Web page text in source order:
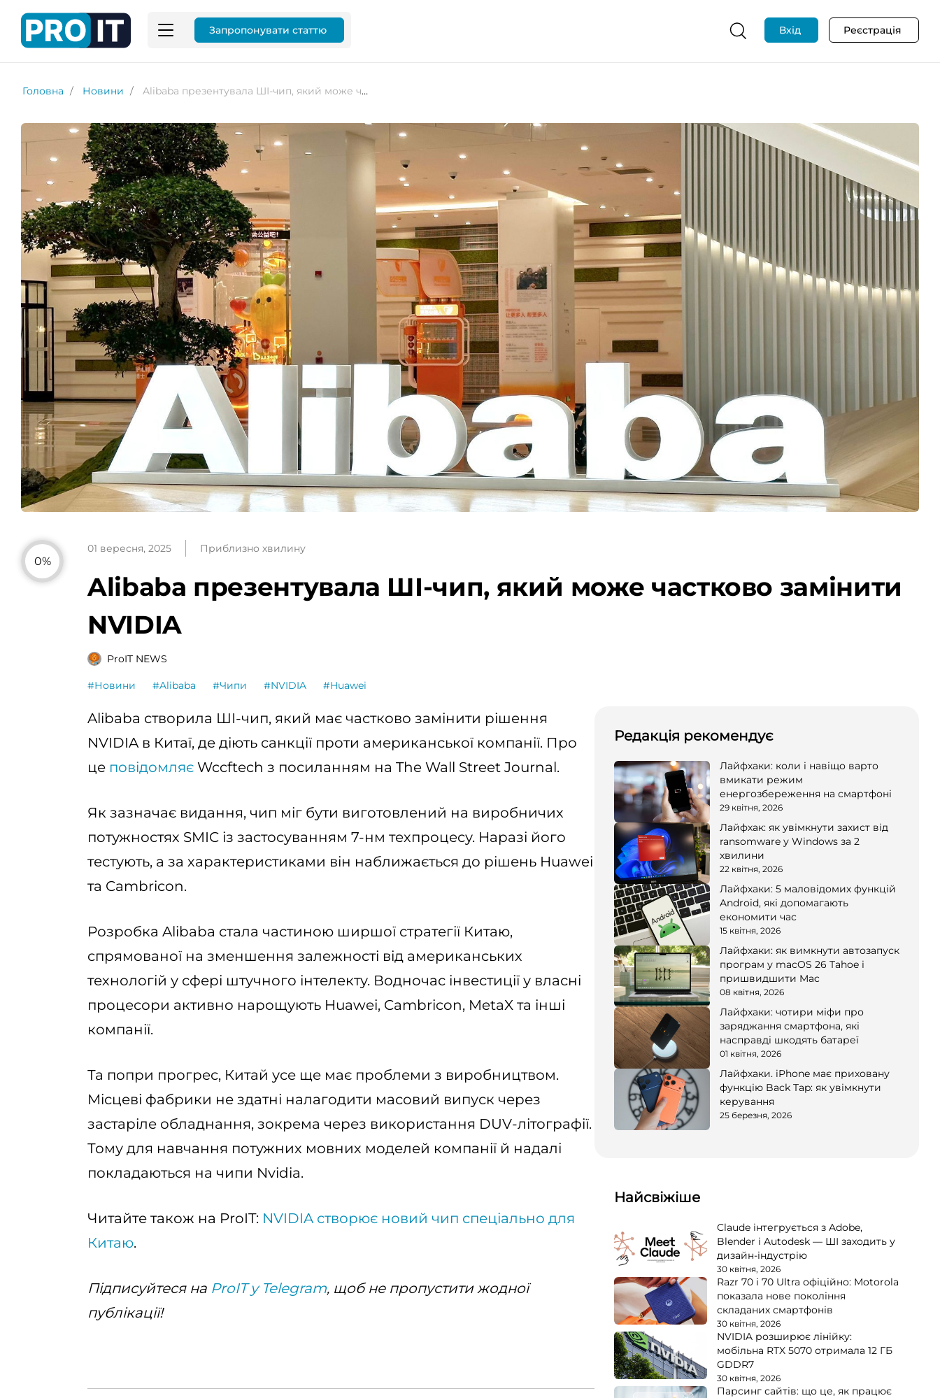
Запропонувати статтю Вхід Реєстрація
Головна Новини Alibaba презентувала ШІ-чип, який може частково замінити NVIDIA
0%
01 вересня, 2025 Приблизно хвилину
Alibaba презентувала ШІ-чип, який може частково замінити
NVIDIA
ProIT NEWS
#Новини #Alibaba #Чипи #NVIDIA #Huawei
Alibaba створила ШІ-чип, який має частково замінити рішення
NVIDIA в Китаї, де діють санкції проти американської компанії. Про
це повідомляє Wccftech з посиланням на The Wall Street Journal.
Як зазначає видання, чип міг бути виготовлений на виробничих
потужностях SMIC із застосуванням 7-нм техпроцесу. Наразі його
тестують, а за характеристиками він наближається до рішень Huawei
та Cambricon.
Розробка Alibaba стала частиною ширшої стратегії Китаю,
спрямованої на зменшення залежності від американських
технологій у сфері штучного інтелекту. Водночас інвестиції у власні
процесори активно нарощують Huawei, Cambricon, MetaX та інші
компанії.
Та попри прогрес, Китай усе ще має проблеми з виробництвом.
Місцеві фабрики не здатні налагодити масовий випуск через
застаріле обладнання, зокрема через використання DUV-літографії.
Тому для навчання потужних мовних моделей компанії й надалі
покладаються на чипи Nvidia.
Читайте також на ProIT: NVIDIA створює новий чип спеціально для
Китаю.
Підписуйтеся на ProIT у Telegram, щоб не пропустити жодної
публікації!
Редакція рекомендує
Лайфхаки: коли і навіщо варто
вмикати режим
енергозбереження на смартфоні
29 квітня, 2026
Лайфхак: як увімкнути захист від
ransomware у Windows за 2
хвилини
22 квітня, 2026
Лайфхаки: 5 маловідомих функцій
Android, які допомагають
економити час
15 квітня, 2026
Лайфхаки: як вимкнути автозапуск
програм у macOS 26 Tahoe і
пришвидшити Mac
08 квітня, 2026
Лайфхаки: чотири міфи про
заряджання смартфона, які
насправді шкодять батареї
01 квітня, 2026
Лайфхаки. iPhone має приховану
функцію Back Tap: як увімкнути
керування
25 березня, 2026
Найсвіжіше
Claude інтегрується з Adobe,
Blender і Autodesk — ШІ заходить у
дизайн-індустрію
30 квітня, 2026
Razr 70 і 70 Ultra офіційно: Motorola
показала нове покоління
складаних смартфонів
30 квітня, 2026
NVIDIA розширює лінійку:
мобільна RTX 5070 отримала 12 ГБ
GDDR7
30 квітня, 2026
Парсинг сайтів: що це, як працює